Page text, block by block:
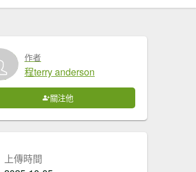
作者
程terry anderson
關注他
上傳時間